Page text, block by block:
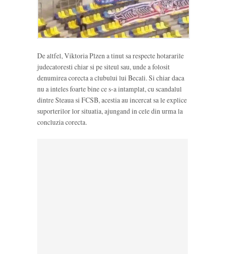
De altfel, Viktoria Plzen a tinut sa respecte hotararile
judecatoresti chiar si pe siteul sau, unde a folosit
denumirea corecta a clubului lui Becali. Si chiar daca
nu a inteles foarte bine ce s-a intamplat, cu scandalul
dintre Steaua si FCSB, acestia au incercat sa le explice
suporterilor lor situatia, ajungand in cele din urma la
concluzia corecta.